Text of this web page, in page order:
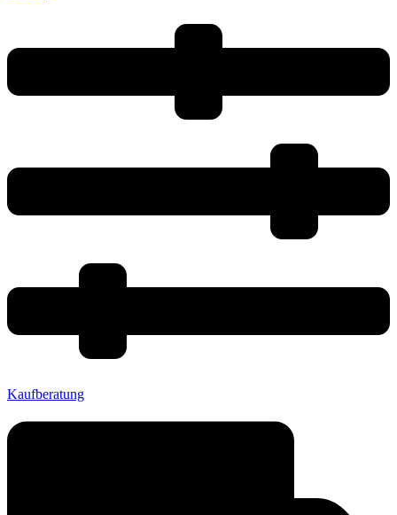
Kaufberatung